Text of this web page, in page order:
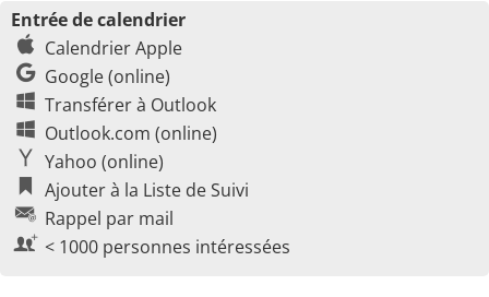
Entrée de calendrier
Calendrier Apple
Google (online)
Transférer à Outlook
Outlook.com (online)
Yahoo (online)
Ajouter à la Liste de Suivi
Rappel par mail
< 1000 personnes intéressées